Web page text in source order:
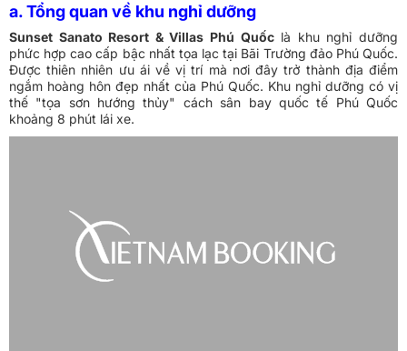
a. Tổng quan về khu nghỉ dưỡng
Sunset Sanato Resort & Villas Phú Quốclà khu nghỉ dưỡng
phức hợp cao cấp bậc nhất tọa lạc tại Bãi Trường đảo Phú Quốc.
Được thiên nhiên ưu ái về vị trí mà nơi đây trở thành địa điểm
ngắm hoàng hôn đẹp nhất của Phú Quốc. Khu nghỉ dưỡng có vị
thế "tọa sơn hướng thủy"
cách sân bay quốc tế Phú Quốc
khoảng 8 phút lái xe.